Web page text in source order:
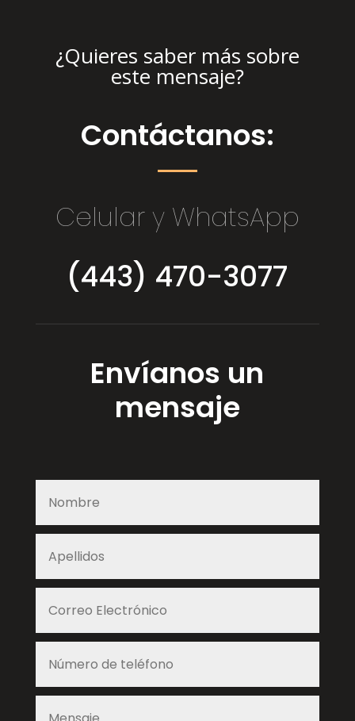
¿Quieres saber más sobre
este mensaje?
Contáctanos:
Celular y WhatsApp
(443) 470-3077
Envíanos un
mensaje